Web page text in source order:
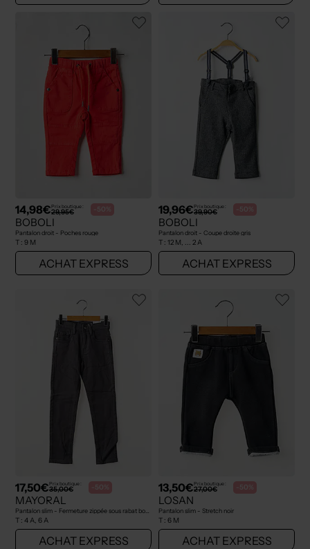
14,98€Prix boutique :
29,95€ -50%
BOBOLI
Pantalon droit - Poches rouge
T : 9 M
ACHAT EXPRESS
19,96€Prix boutique :
39,90€ -50%
BOBOLI
Pantalon droit - Coupe droite gris
T : 12 M, ... 2 A
ACHAT EXPRESS
17,50€Prix boutique :
35,00€ -50%
MAYORAL
T : 4 A, 6 A
ACHAT EXPRESS
13,50€Prix boutique :
27,00€ -50%
LOSAN
Pantalon slim - Stretch noir
T : 6 M
ACHAT EXPRESS